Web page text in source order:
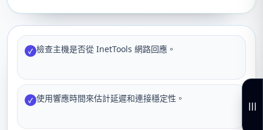
✓ 檢查主機是否從 InetTools 網路回應。
✓ 使用響應時間來估計延遲和連接穩定性。